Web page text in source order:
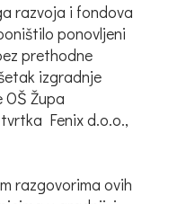
razvoja i fondova
ponovljeni
prethodne
izgradnje
Župa
Fenix d.o.o.,
razgovorima ovih